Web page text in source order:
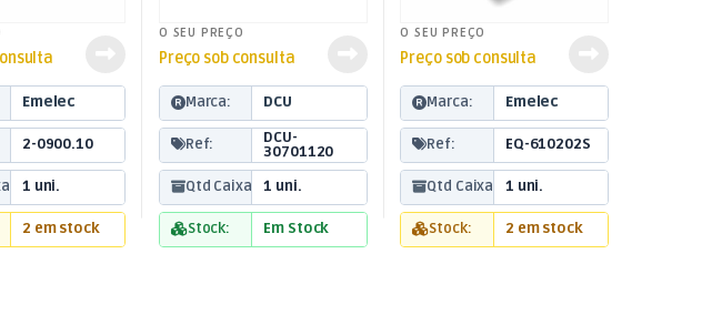
Emelec
2-0900.10
1 uni.
2 em stock
O SEU PREÇO
Preço sob consulta
Marca: DCU
Ref:
DCU-
30701120
Qtd Caixa:
1 uni.
Stock: Em Stock
O SEU PREÇO
Preço sob consulta
Marca: Emelec
Ref: EQ-610202S
Qtd Caixa: 1 uni.
Stock: 2 em stock